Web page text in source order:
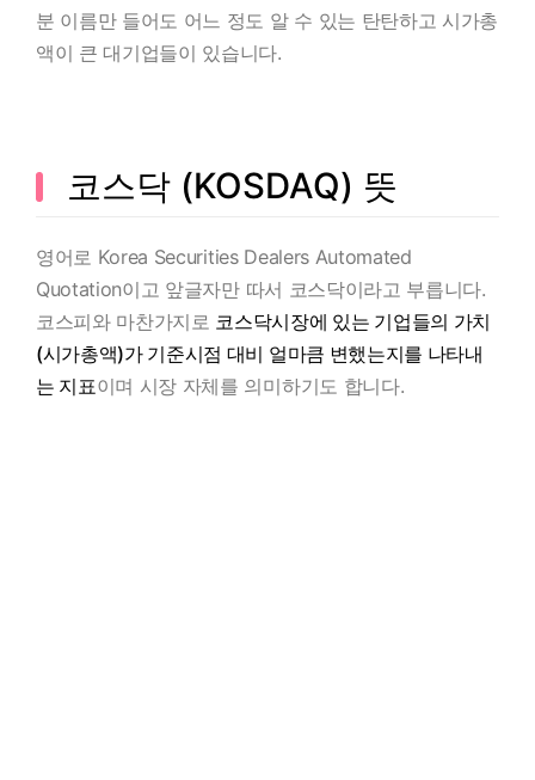
분 이름만 들어도 어느 정도 알 수 있는 탄탄하고 시가총
액이 큰 대기업들이 있습니다.
코스닥 (KOSDAQ) 뜻
영어로 Korea Securities Dealers Automated
Quotation이고 앞글자만 따서 코스닥이라고 부릅니다.
코스피와 마찬가지로 코스닥시장에 있는 기업들의 가치
(시가총액)가 기준시점 대비 얼마큼 변했는지를 나타내
는 지표이며 시장 자체를 의미하기도 합니다.